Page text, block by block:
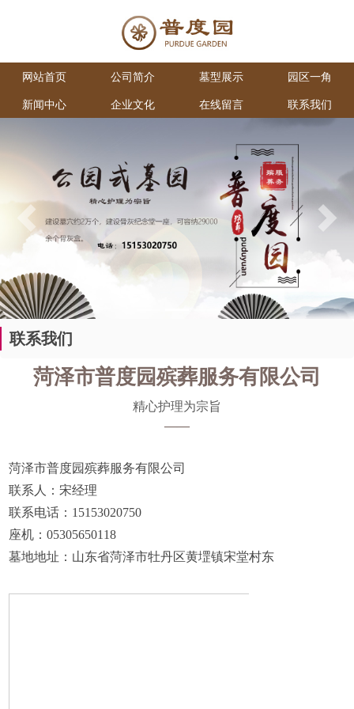
网站首页 公司简介 墓型展示 园区一角
新闻中心 企业文化 在线留言 联系我们
Previous Next
联系我们
菏泽市普度园殡葬服务有限公司
精心护理为宗旨
——
菏泽市普度园殡葬服务有限公司
联系人：宋经理
联系电话：15153020750
座机：05305650118
墓地地址：山东省菏泽市牡丹区黄堽镇宋堂村东